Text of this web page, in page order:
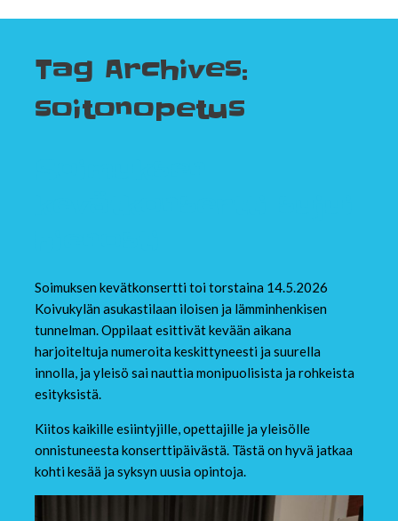
Tag Archives:
soitonopetus
Soimuksen kevätkonsertti toi torstaina 14.5.2026
Koivukylän asukastilaan iloisen ja lämminhenkisen
tunnelman. Oppilaat esittivät kevään aikana
harjoiteltuja numeroita keskittyneesti ja suurella
innolla, ja yleisö sai nauttia monipuolisista ja rohkeista
esityksistä.
Kiitos kaikille esiintyjille, opettajille ja yleisölle
onnistuneesta konserttipäivästä. Tästä on hyvä jatkaa
kohti kesää ja syksyn uusia opintoja.